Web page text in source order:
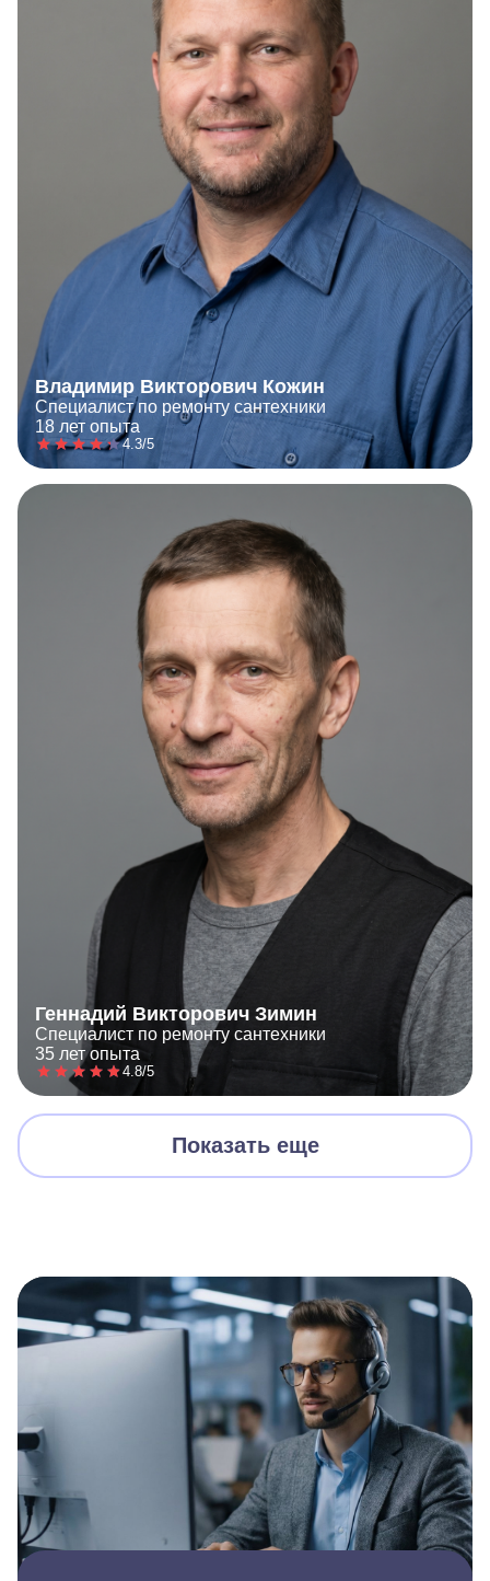
Владимир Викторович Кожин
Специалист по ремонту сантехники
18 лет опыта
4.3/5
Геннадий Викторович Зимин
Специалист по ремонту сантехники
35 лет опыта
4.8/5
Показать еще